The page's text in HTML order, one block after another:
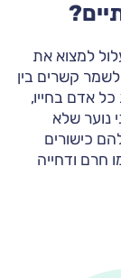
למצוא את
קשרים בין
אדם בחייו,
נוער שלא
כישורים
חרם ודחייה